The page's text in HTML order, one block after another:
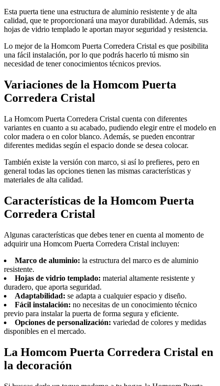
Esta puerta tiene una estructura de aluminio resistente y de alta
calidad, que te proporcionará una mayor durabilidad. Además, sus
hojas de vidrio templado le aportan mayor seguridad y resistencia.
Lo mejor de la Homcom Puerta Corredera Cristal es que posibilita
una fácil instalación, por lo que podrás hacerlo tú mismo sin
necesidad de tener conocimientos técnicos previos.
Variaciones de la Homcom Puerta
Corredera Cristal
La Homcom Puerta Corredera Cristal cuenta con diferentes
variantes en cuanto a su acabado, pudiendo elegir entre el modelo en
color madera o en color blanco. Además, se pueden encontrar
diferentes medidas según el espacio donde se desea colocar.
También existe la versión con marco, si así lo prefieres, pero en
general todas las opciones tienen las mismas características y
materiales de alta calidad.
Características de la Homcom Puerta
Corredera Cristal
Algunas características que debes tener en cuenta al momento de
adquirir una Homcom Puerta Corredera Cristal incluyen:
Marco de aluminio: la estructura del marco es de aluminio
resistente.
Hojas de vidrio templado: material altamente resistente y
duradero, que aporta seguridad.
Adaptabilidad: se adapta a cualquier espacio y diseño.
Fácil instalación: no necesitas de un conocimiento técnico
previo para instalar la puerta de forma segura y eficiente.
Opciones de personalización: variedad de colores y medidas
disponibles en el mercado.
La Homcom Puerta Corredera Cristal en
la decoración